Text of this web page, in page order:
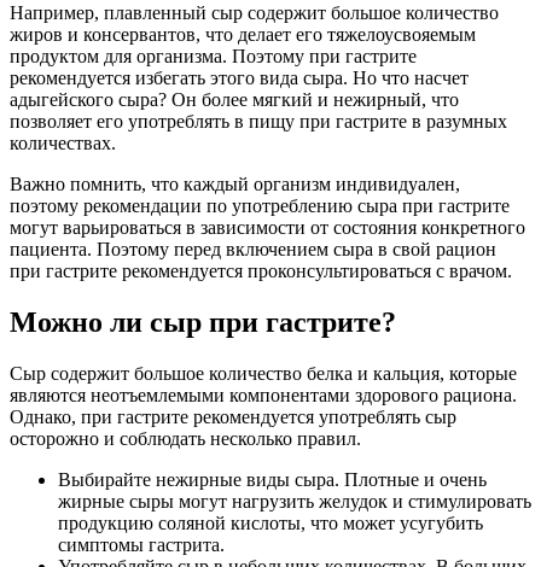
Например, плавленный сыр содержит большое количество
жиров и консервантов, что делает его тяжелоусвояемым
продуктом для организма. Поэтому при гастрите
рекомендуется избегать этого вида сыра. Но что насчет
адыгейского сыра? Он более мягкий и нежирный, что
позволяет его употреблять в пищу при гастрите в разумных
количествах.
Важно помнить, что каждый организм индивидуален,
поэтому рекомендации по употреблению сыра при гастрите
могут варьироваться в зависимости от состояния конкретного
пациента. Поэтому перед включением сыра в свой рацион
при гастрите рекомендуется проконсультироваться с врачом.
Можно ли сыр при гастрите?
Сыр содержит большое количество белка и кальция, которые
являются неотъемлемыми компонентами здорового рациона.
Однако, при гастрите рекомендуется употреблять сыр
осторожно и соблюдать несколько правил.
Выбирайте нежирные виды сыра. Плотные и очень
жирные сыры могут нагрузить желудок и стимулировать
продукцию соляной кислоты, что может усугубить
симптомы гастрита.